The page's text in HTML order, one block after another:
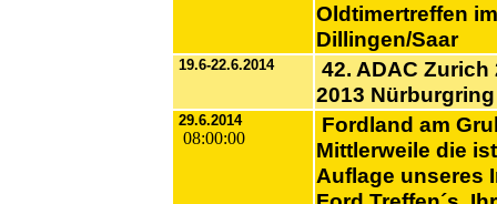
Oldtimertreffen
Dillingen/Saar
19.6-22.6.2014
42. ADAC Zurich
2013 Nürburgring
29.6.2014
08:00:00
Fordland am
Mittlerweile die
Auflage unseres